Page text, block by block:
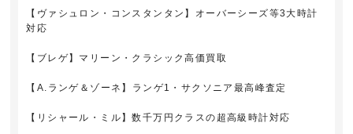
【ヴァシュロン・コンスタンタン】オーバーシーズ等3大時計
対応
【ブレゲ】マリーン・クラシック高価買取
【A.ランゲ＆ゾーネ】ランゲ1・サクソニア最高峰査定
【リシャール・ミル】数千万円クラスの超高級時計対応